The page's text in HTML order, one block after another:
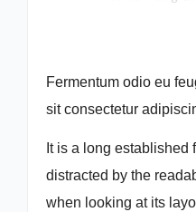
Fermentum odio eu
sit consectetur
It is a long established
distracted by the
when looking at its